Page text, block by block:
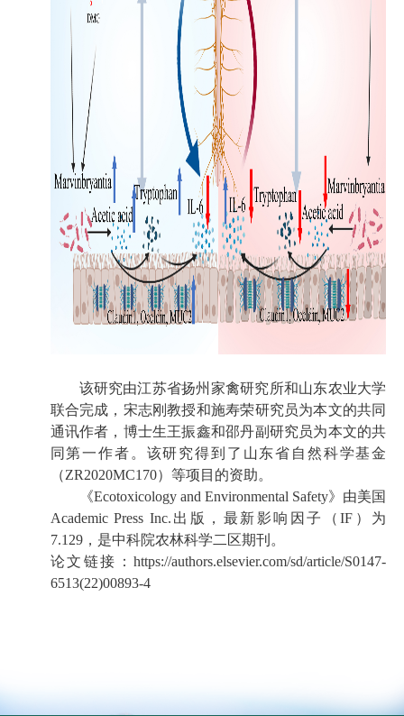
该研究由江苏省扬州家禽研究所和山东农业大学
联合完成，宋志刚教授和施寿荣研究员为本文的共同
通讯作者，博士生王振鑫和邵丹副研究员为本文的共
同第一作者。该研究得到了 山东省自然科学基金
（ZR2020MC170） 等项目的资助。
《Ecotoxicology and Environmental Safety》由美国
Academic Press Inc. 出版 ，最新影响因子（IF ）为
7.129， 是中科院农林科学二 区期刊。
论文链接：https://authors.elsevier.com/sd/article/S0147-
6513(22)00893-4